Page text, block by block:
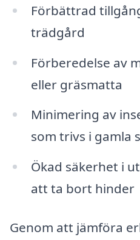
Förbättrad
trädgård
Förberedelse av
eller gräsmatta
Minimering av
som trivs i gamla
Ökad säkerhet i
att ta bort hinder
Genom att jämföra